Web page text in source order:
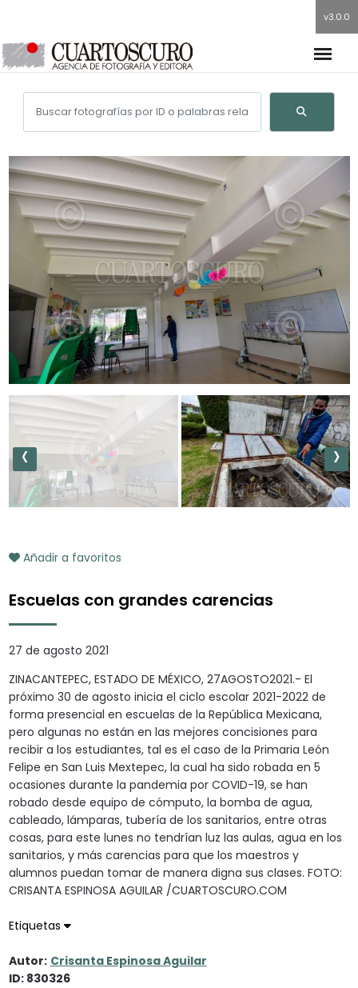
v3.0.0
‹ ›
Añadir a favoritos
Escuelas con grandes carencias
27 de agosto 2021
ZINACANTEPEC, ESTADO DE MÉXICO, 27AGOSTO2021.- El
próximo 30 de agosto inicia el ciclo escolar 2021-2022 de
forma presencial en escuelas de la República Mexicana,
pero algunas no están en las mejores concisiones para
recibir a los estudiantes, tal es el caso de la Primaria León
Felipe en San Luis Mextepec, la cual ha sido robada en 5
ocasiones durante la pandemia por COVID-19, se han
robado desde equipo de cómputo, la bomba de agua,
cableado, lámparas, tubería de los sanitarios, entre otras
cosas, para este lunes no tendrían luz las aulas, agua en los
sanitarios, y más carencias para que los maestros y
alumnos puedan tomar de manera digna sus clases. FOTO:
CRISANTA ESPINOSA AGUILAR /CUARTOSCURO.COM
Etiquetas
Autor: Crisanta Espinosa Aguilar
ID: 830326